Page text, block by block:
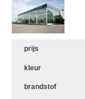
prijs
kleur
brandstof